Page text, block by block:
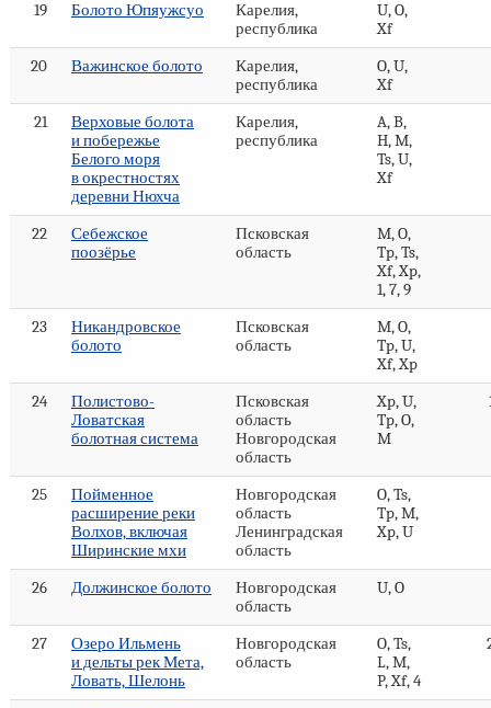
19
Болото Юпяужсуо
Карелия,
республика
U, O,
Xf
20
Важинское болото
Карелия,
республика
O, U,
Xf
21
Верховые болота
и побережье
Белого моря
в окрестностях
деревни Нюхча
Карелия,
республика
A, B,
H, M,
Ts, U,
Xf
22
Себежское
поозёрье
Псковская
область
M, O,
Tp, Ts,
Xf, Xp,
1, 7, 9
23
Никандровское
болото
Псковская
область
M, O,
Tp, U,
Xf, Xp
24
Полистово-
Ловатская
болотная система
Псковская
область
Новгородская
область
Xp, U,
Tp, O,
M
25
Пойменное
расширение реки
Волхов, включая
Ширинские мхи
Новгородская
область
Ленинградская
область
O, Ts,
Tp, M,
Xp, U
26 Должинское болото
Новгородская
область
U, O
27
Озеро Ильмень
и дельты рек Мета,
Ловать, Шелонь
Новгородская
область
O, Ts,
L, M,
P, Xf, 4